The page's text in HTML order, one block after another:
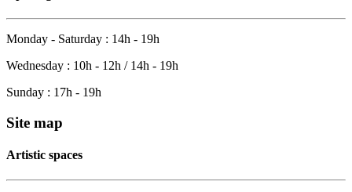
Monday - Saturday : 14h - 19h
Wednesday : 10h - 12h / 14h - 19h
Sunday : 17h - 19h
Site map
Artistic spaces